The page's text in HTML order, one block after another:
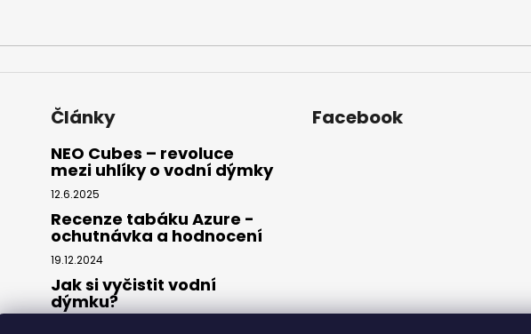
Články
NEO Cubes – revoluce
mezi uhlíky o vodní dýmky
12.6.2025
Recenze tabáku Azure -
ochutnávka a hodnocení
19.12.2024
Jak si vyčistit vodní
dýmku?
Facebook